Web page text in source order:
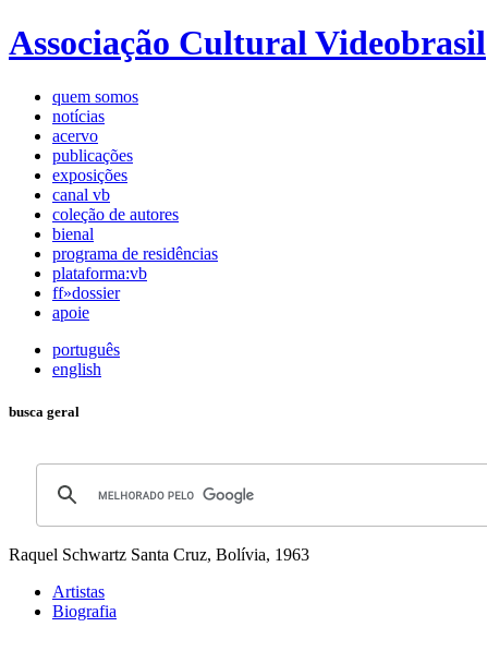
Associação Cultural Videobrasil
quem somos
notícias
acervo
publicações
exposições
canal vb
coleção de autores
bienal
programa de residências
plataforma:vb
ff»dossier
apoie
português
english
busca geral
Raquel Schwartz Santa Cruz, Bolívia, 1963
Artistas
Biografia